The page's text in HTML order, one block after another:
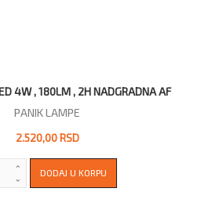
4W , 180LM , 2H NADGRADNA AF
PANIK LAMPE
2.520,00 RSD